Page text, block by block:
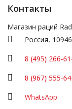
Контакты
Магазин раций
Россия,
8 (495) 266-
8 (967) 555-
WhatsApp